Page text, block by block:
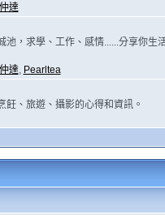
達
池，求學、工作、感情......分享你生
達, Pearltea
飪、旅遊、攝影的心得和資訊。